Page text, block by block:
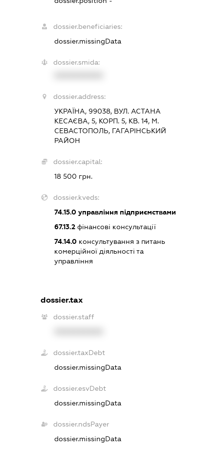
dossier.beneficiaries:
dossier.missingData
dossier.smida:
dossier.address:
УКРАЇНА, 99038, ВУЛ. АСТАНА
КЕСАЄВА, 5, КОРП. 5, КВ. 14, М.
СЕВАСТОПОЛЬ, ГАГАРІНСЬКИЙ
РАЙОН
dossier.capital:
18 500 грн.
dossier.kveds:
74.15.0 управління підприємствами
67.13.2 фінансові консультації
74.14.0 консультування з питань
комерційної діяльності та
управління
dossier.tax
dossier.staff
dossier.taxDebt
dossier.missingData
dossier.esvDebt
dossier.missingData
dossier.ndsPayer
dossier.missingData